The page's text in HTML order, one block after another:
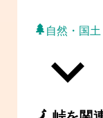
自然・国土